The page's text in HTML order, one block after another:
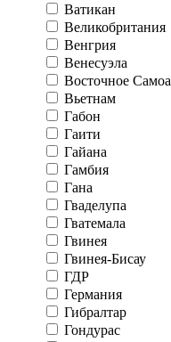
Ватикан
Великобритания
Венгрия
Венесуэла
Восточное Самоа
Вьетнам
Габон
Гаити
Гайана
Гамбия
Гана
Гваделупа
Гватемала
Гвинея
Гвинея-Бисау
ГДР
Германия
Гибралтар
Гондурас